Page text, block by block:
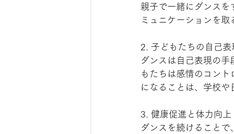
親子で一緒にダンスを
ミュニケーションを取
2. 子どもたちの自己表
ダンスは自己表現の
もたちは感情のコン
になることは、学校や
3. 健康促進と体力向上
ダンスを続けることで